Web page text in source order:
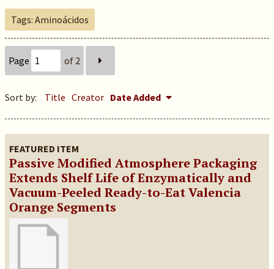
Tags: Aminoácidos
Page of 2
Sort by: Title Creator Date Added
FEATURED ITEM
Passive Modified Atmosphere Packaging
Extends Shelf Life of Enzymatically and
Vacuum-Peeled Ready-to-Eat Valencia
Orange Segments